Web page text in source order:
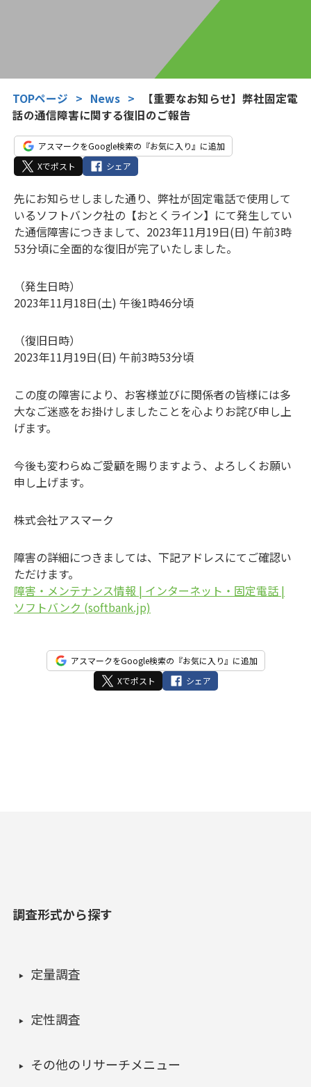
TOPページ > News >
【重要なお知らせ】弊社固定電
話の通信障害に関する復旧のご報告
アスマークをGoogle検索の『お気に入り』に追加
Xでポスト
シェア
先にお知らせしました通り、弊社が固定電話で使用して
いるソフトバンク社の【おとくライン】にて発生してい
た通信障害につきまして、2023年11月19日(日) 午前3時
53分頃に全面的な復旧が完了いたしました。
（発生日時）
2023年11月18日(土) 午後1時46分頃
（復旧日時）
2023年11月19日(日) 午前3時53分頃
この度の障害により、お客様並びに関係者の皆様には多
大なご迷惑をお掛けしましたことを心よりお詫び申し上
げます。
今後も変わらぬご愛顧を賜りますよう、よろしくお願い
申し上げます。
株式会社アスマーク
障害の詳細につきましては、下記アドレスにてご確認い
ただけます。
障害・メンテナンス情報 | インターネット・固定電話 |
ソフトバンク (softbank.jp)
アスマークをGoogle検索の『お気に入り』に追加
Xでポスト
シェア
調査形式から探す
定量調査
定性調査
その他のリサーチメニュー